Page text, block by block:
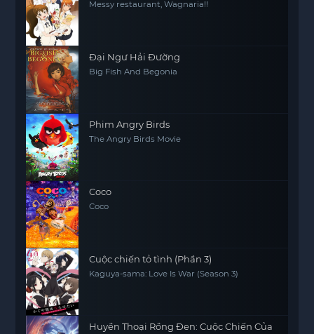
Messy restaurant, Wagnaria!!
Đại Ngư Hải Đường
Big Fish And Begonia
Phim Angry Birds
The Angry Birds Movie
Coco
Coco
Cuộc chiến tỏ tình (Phần 3)
Kaguya-sama: Love Is War (Season 3)
Huyền Thoại Rồng Đen: Cuộc Chiến Của